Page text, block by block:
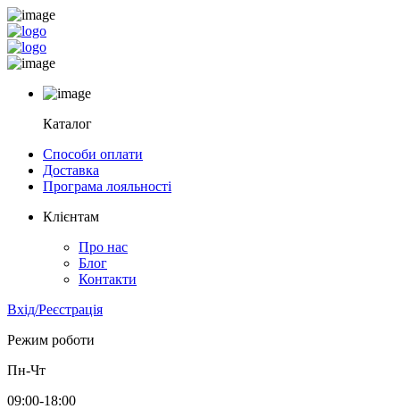
Каталог
Способи оплати
Доставка
Програма лояльності
Клієнтам
Про нас
Блог
Контакти
Вхід/Реєстрація
Режим роботи
Пн-Чт
09:00-18:00